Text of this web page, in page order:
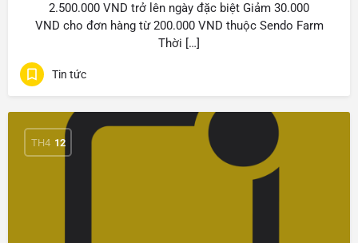
2.500.000 VND trở lên ngày đặc biệt Giảm 30.000
VND cho đơn hàng từ 200.000 VND thuộc Sendo Farm
Thời […]
Tin tức
TH4 12